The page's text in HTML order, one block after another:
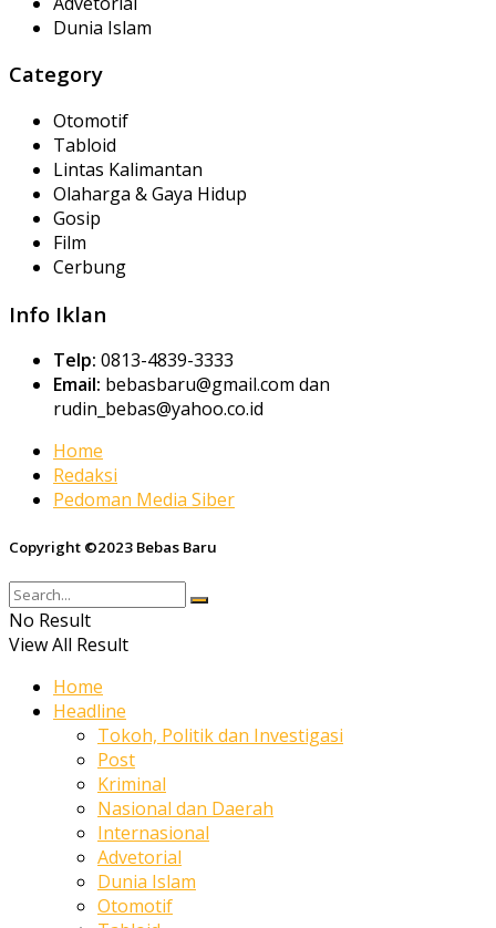
Dunia Islam
Category
Otomotif
Tabloid
Lintas Kalimantan
Olaharga & Gaya Hidup
Gosip
Film
Cerbung
Info Iklan
Telp: 0813-4839-3333
Email: bebasbaru@gmail.com dan
rudin_bebas@yahoo.co.id
Home
Redaksi
Pedoman Media Siber
Copyright ©2023 Bebas Baru
No Result
View All Result
Home
Headline
Tokoh, Politik dan Investigasi
Post
Kriminal
Nasional dan Daerah
Internasional
Advetorial
Dunia Islam
Otomotif